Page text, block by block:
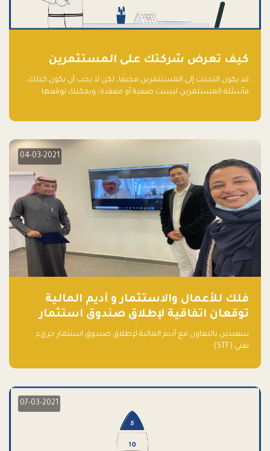
كيف تعرض شركتك على المستثمرين
قد يكون التحدث إلى المستثمرين مخيفًا، لكن لا يجب أن يكون كذلك،
فأسئلة المستثمرين ليست صعبة أو معقدة، ويمكنك توقعها
04-03-2021
فلك للأعمال والاستثمار و أديم المالية
توقعان اتفاقية لإطلاق صندوق استثمار
جريء تقني (STF) - مشغل من قبل فـلك
سعيدين بالتعاون مع أديم المالية لإطلاق صندوق استثمار جريء
تقني (STF)
07-03-2021